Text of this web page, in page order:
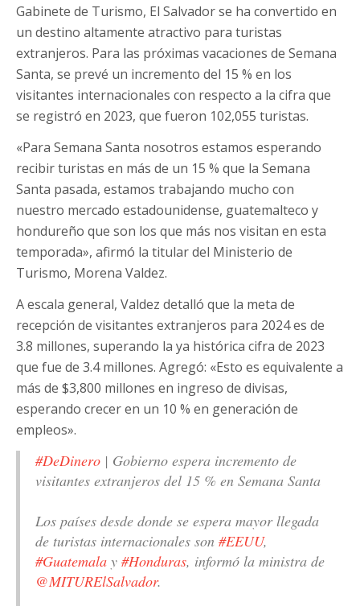
Gabinete de Turismo, El Salvador se ha convertido en
un destino altamente atractivo para turistas
extranjeros. Para las próximas vacaciones de Semana
Santa, se prevé un incremento del 15 % en los
visitantes internacionales con respecto a la cifra que
se registró en 2023, que fueron 102,055 turistas.
«Para Semana Santa nosotros estamos esperando
recibir turistas en más de un 15 % que la Semana
Santa pasada, estamos trabajando mucho con
nuestro mercado estadounidense, guatemalteco y
hondureño que son los que más nos visitan en esta
temporada», afirmó la titular del Ministerio de
Turismo, Morena Valdez.
A escala general, Valdez detalló que la meta de
recepción de visitantes extranjeros para 2024 es de
3.8 millones, superando la ya histórica cifra de 2023
que fue de 3.4 millones. Agregó: «Esto es equivalente a
más de $3,800 millones en ingreso de divisas,
esperando crecer en un 10 % en generación de
empleos».
#DeDinero | Gobierno espera incremento de
visitantes extranjeros del 15 % en Semana Santa
Los países desde donde se espera mayor llegada
de turistas internacionales son #EEUU,
#Guatemala y #Honduras, informó la ministra de
@MITURElSalvador.